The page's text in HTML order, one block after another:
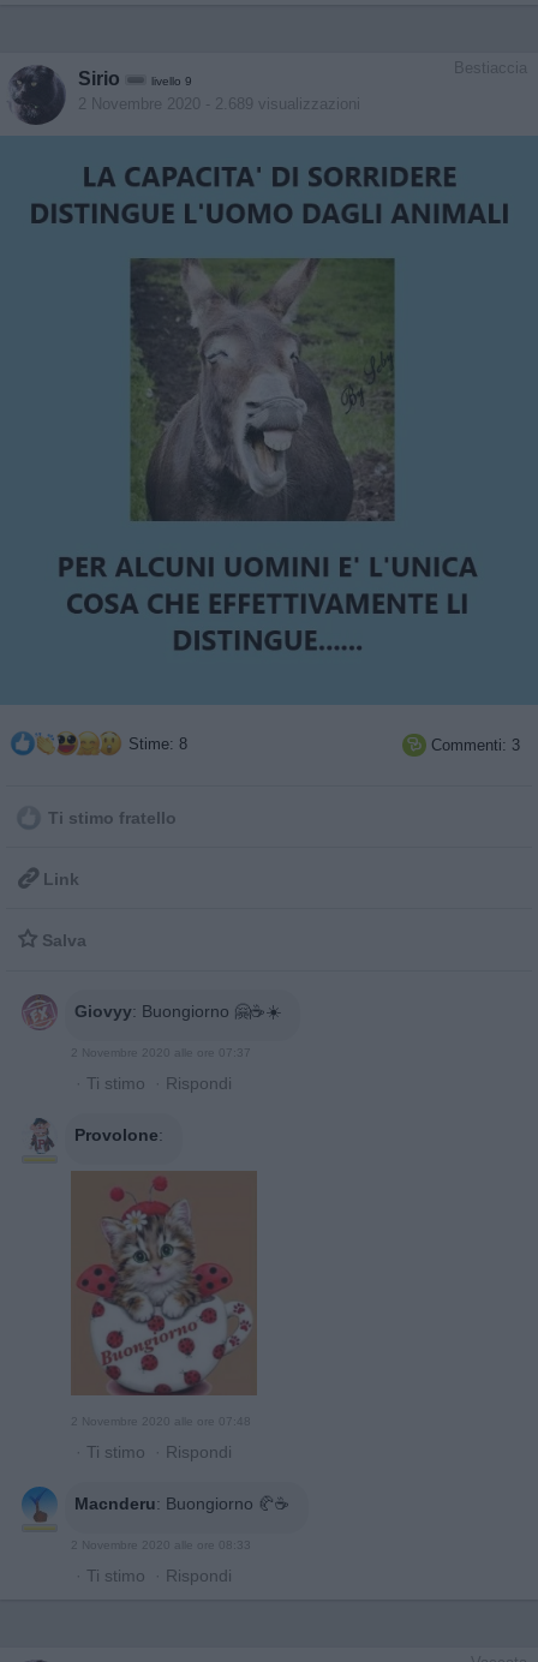
Bestiaccia
Sirio livello 9
2 Novembre 2020 - 2.689 visualizzazioni
Stime: 8  Commenti: 3
Ti stimo fratello
 Link
 Salva
Giovyy: Buongiorno 🤗☕☀️
2 Novembre 2020 alle ore 07:37
· Ti stimo · Rispondi
Provolone:
2 Novembre 2020 alle ore 07:48
· Ti stimo · Rispondi
Macnderu: Buongiorno 🥐☕
2 Novembre 2020 alle ore 08:33
· Ti stimo · Rispondi